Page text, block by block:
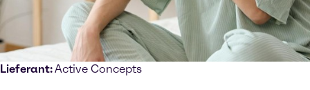
Lieferant:Active Concepts